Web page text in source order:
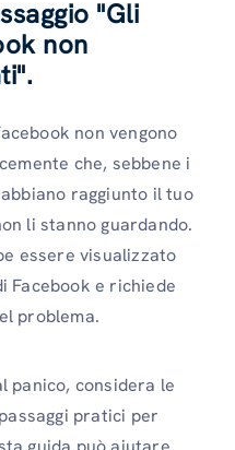
"Gli
non
non vengono
che, sebbene i
raggiunto il tuo
li stanno guardando.
essere visualizzato
Facebook e richiede
problema.
panico, considera le
pratici per